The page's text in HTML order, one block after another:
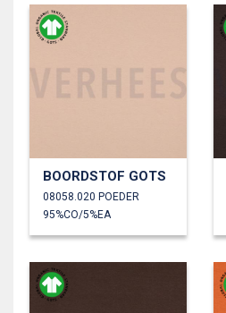
BOORDSTOF GOTS
08058.020 POEDER
95%CO/5%EA